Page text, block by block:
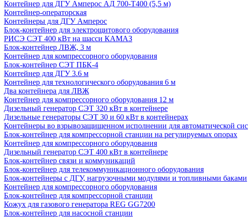
Контейнер для ДГУ Амперос АД 700-Т400 (5,5 м)
Контейнер-операторская
Контейнеры для ДГУ Амперос
Блок-контейнер для электрощитового оборудования
РИСЭ СЭТ 400 кВт на шасси КАМАЗ
Блок-контейнер ЛВЖ, 3 м
Контейнер для компрессорного оборудования
Блок-контейнер СЭТ ПБК-4
Контейнер для ДГУ 3.6 м
Контейнер для технологического оборудования 6 м
Два контейнера для ЛВЖ
Контейнер для компрессорного оборудования 12 м
Дизельный генератор СЭТ 320 кВт в контейнере
Дизельные генераторы СЭТ 30 и 60 кВт в контейнерах
Контейнеры во взрывозащищенном исполнении для автоматической
Блок-контейнер для компрессорной станции на регулируемых опорах
Контейнер для компрессорного оборудования
Дизельный генератор СЭТ 400 кВт в контейнере
Блок-контейнер связи и коммуникаций
Блок-контейнер для телекоммуникационного оборудования
Блок-контейнеры с ДГУ, нагрузочными модулями и топливными баками
Контейнер для компрессорного оборудования
Блок-контейнер для компрессорной станции
Кожух для газового генератора REG GG7200
Блок-контейнер для насосной станции